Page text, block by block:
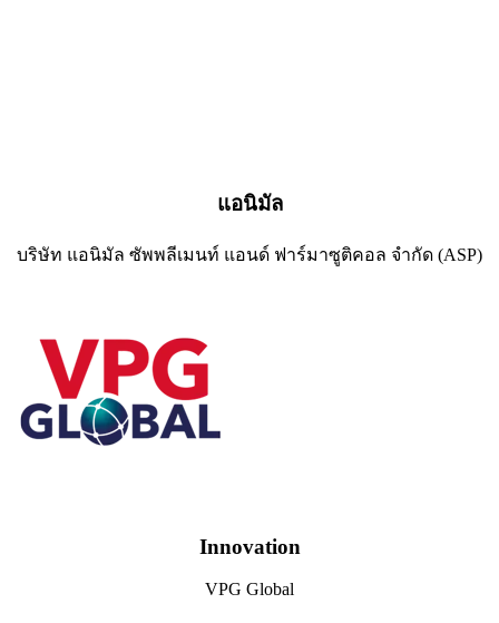
แอนิมัล
บริษัท แอนิมัล ซัพพลีเมนท์ แอนด์ ฟาร์มาซูติคอล จำกัด (ASP)
Innovation
VPG Global